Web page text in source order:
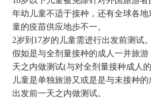
年幼儿童不适于接种，还有全球各
童的疫苗供应地步不一。
2岁到17岁的儿童需进行出发前测试。
假如是与全剂量接种的成人一并旅
天之内做测试(与对全剂量接种成人
儿童是单独旅游又或是是与未接种
出发前一天之内做测试。